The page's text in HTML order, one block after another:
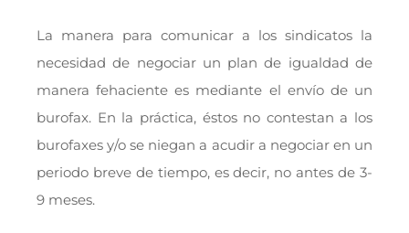
La manera para comunicar a los sindicatos la
necesidad de negociar un plan de igualdad de
manera fehaciente es mediante el envío de un
burofax. En la práctica, éstos no contestan a los
burofaxes y/o se niegan a acudir a negociar en un
periodo breve de tiempo, es decir, no antes de 3-
9 meses.